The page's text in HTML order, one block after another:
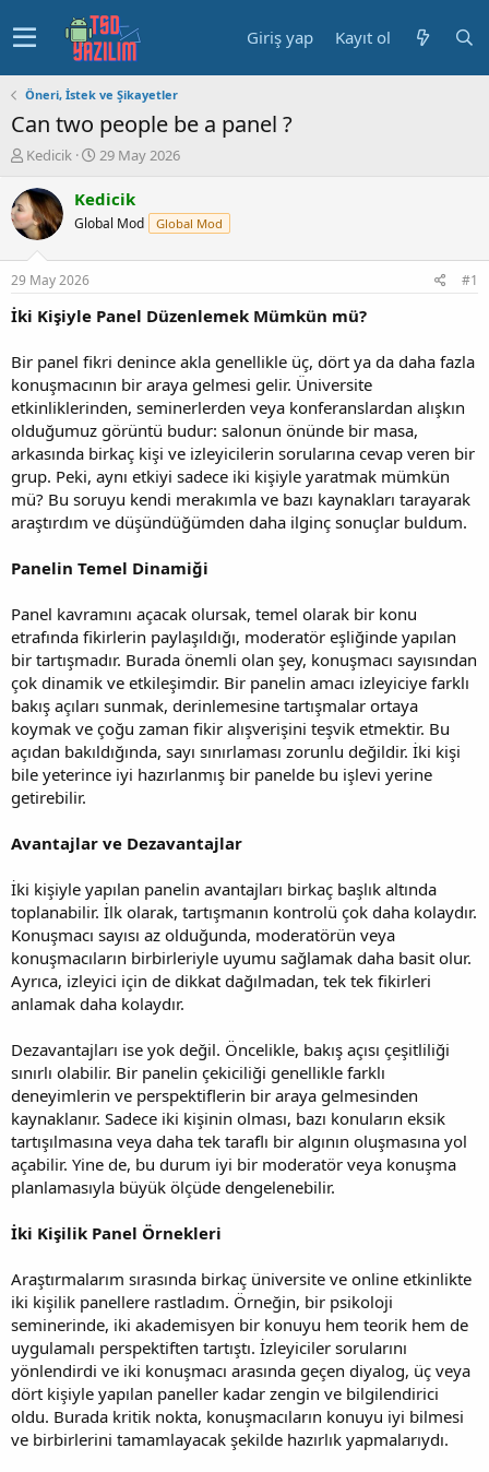
Giriş yap Kayıt ol
Öneri, İstek ve Şikayetler
Can two people be a panel ?
K
n
u
y
b
a
ş
t
a
n
Kedicik
B
ş
a
ç
r
i
h
29 May 2026
Kedicik
Global Mod Global Mod
29 May 2026 #1
İki Kişiyle Panel Düzenlemek Mümkün mü?
Bir panel fikri denince akla genellikle üç, dört ya da daha fazla
konuşmacının bir araya gelmesi gelir. Üniversite
etkinliklerinden, seminerlerden veya konferanslardan alışkın
olduğumuz görüntü budur: salonun önünde bir masa,
arkasında birkaç kişi ve izleyicilerin sorularına cevap veren bir
grup. Peki, aynı etkiyi sadece iki kişiyle yaratmak mümkün
mü? Bu soruyu kendi merakımla ve bazı kaynakları tarayarak
araştırdım ve düşündüğümden daha ilginç sonuçlar buldum.
Panelin Temel Dinamiği
Panel kavramını açacak olursak, temel olarak bir konu
etrafında fikirlerin paylaşıldığı, moderatör eşliğinde yapılan
bir tartışmadır. Burada önemli olan şey, konuşmacı sayısından
çok dinamik ve etkileşimdir. Bir panelin amacı izleyiciye farklı
bakış açıları sunmak, derinlemesine tartışmalar ortaya
koymak ve çoğu zaman fikir alışverişini teşvik etmektir. Bu
açıdan bakıldığında, sayı sınırlaması zorunlu değildir. İki kişi
bile yeterince iyi hazırlanmış bir panelde bu işlevi yerine
getirebilir.
Avantajlar ve Dezavantajlar
İki kişiyle yapılan panelin avantajları birkaç başlık altında
toplanabilir. İlk olarak, tartışmanın kontrolü çok daha kolaydır.
Konuşmacı sayısı az olduğunda, moderatörün veya
konuşmacıların birbirleriyle uyumu sağlamak daha basit olur.
Ayrıca, izleyici için de dikkat dağılmadan, tek tek fikirleri
anlamak daha kolaydır.
Dezavantajları ise yok değil. Öncelikle, bakış açısı çeşitliliği
sınırlı olabilir. Bir panelin çekiciliği genellikle farklı
deneyimlerin ve perspektiflerin bir araya gelmesinden
kaynaklanır. Sadece iki kişinin olması, bazı konuların eksik
tartışılmasına veya daha tek taraflı bir algının oluşmasına yol
açabilir. Yine de, bu durum iyi bir moderatör veya konuşma
planlamasıyla büyük ölçüde dengelenebilir.
İki Kişilik Panel Örnekleri
Araştırmalarım sırasında birkaç üniversite ve online etkinlikte
iki kişilik panellere rastladım. Örneğin, bir psikoloji
seminerinde, iki akademisyen bir konuyu hem teorik hem de
uygulamalı perspektiften tartıştı. İzleyiciler sorularını
yönlendirdi ve iki konuşmacı arasında geçen diyalog, üç veya
dört kişiyle yapılan paneller kadar zengin ve bilgilendirici
oldu. Burada kritik nokta, konuşmacıların konuyu iyi bilmesi
ve birbirlerini tamamlayacak şekilde hazırlık yapmalarıydı.